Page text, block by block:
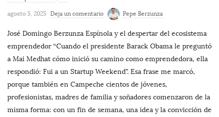
agosto 5, 2025 Deja un comentario Pepe Berzunza
José Domingo Berzunza Espínola y el despertar del ecosistema
emprendedor “Cuando el presidente Barack Obama le preguntó
a Mai Medhat cómo inició su camino como emprendedora, ella
respondió: Fui a un Startup Weekend”. Esa frase me marcó,
porque también en Campeche cientos de jóvenes,
profesionistas, madres de familia y soñadores comenzaron de la
misma forma: con un fin de semana, una idea y la convicción de